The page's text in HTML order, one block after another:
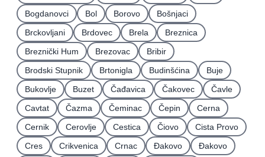
Bogdanovci
Bol Borovo
Bošnjaci
Brckovljani
Brdovec Brela
Breznica
Breznički Hum
Brezovac
Bribir
Brodski Stupnik
Brtonigla Budinšćina
Buje
Bukovlje
Buzet Čađavica Čakovec
Čavle
Cavtat
Čazma Čeminac Čepin
Cerna
Cernik
Cerovlje Cestica Čiovo
Cista Provo
Cres
Crikvenica Crnac Đakovo
Ðakovo